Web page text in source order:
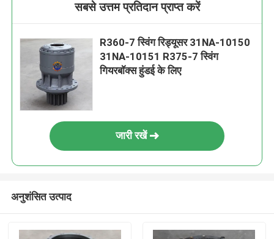
सबसे उत्तम प्रतिदान प्राप्त करें
R360-7 स्विंग रिड्यूसर 31NA-10150
31NA-10151 R375-7 स्विंग
गियरबॉक्स हुंडई के लिए
जारी रखें
अनुशंसित उत्पाद